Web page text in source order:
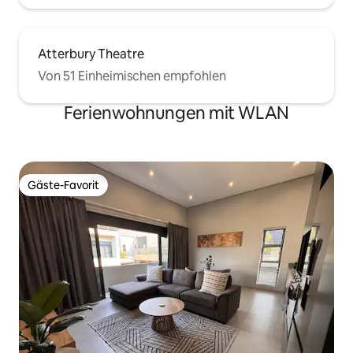
Atterbury Theatre
Von 51 Einheimischen empfohlen
Ferienwohnungen mit WLAN
Gäste-Favorit
Gäste-Favorit